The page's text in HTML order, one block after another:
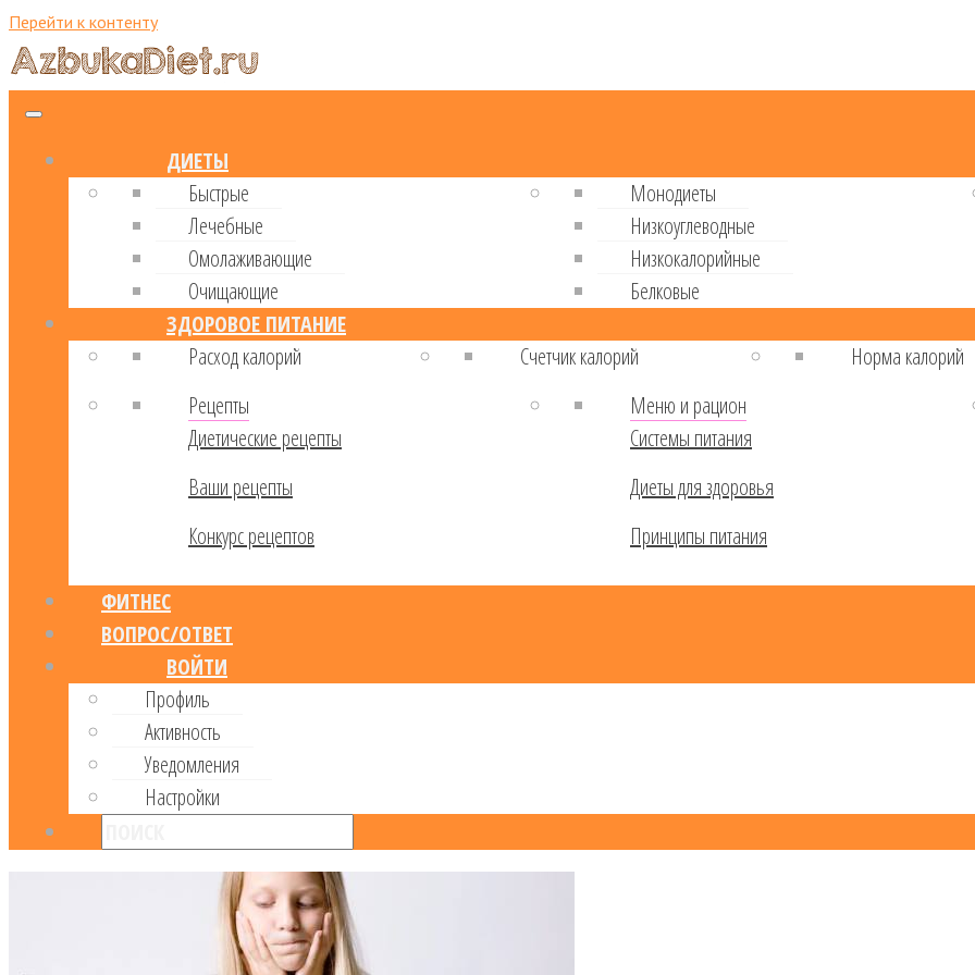
Перейти к контенту
ДИЕТЫ
Быстрые
Лечебные
Омолаживающие
Очищающие
Монодиеты
Низкоуглеводные
Низкокалорийные
Белковые
ЗДОРОВОЕ ПИТАНИЕ
Расход калорий
Cчетчик калорий Норма калорий
Рецепты
Диетические рецепты
Ваши рецепты
Конкурс рецептов
Меню и рацион
Системы питания
Диеты для здоровья
Принципы питания
ФИТНЕС
ВОПРОС/ОТВЕТ
ВОЙТИ
Профиль
Активность
Уведомления
Настройки